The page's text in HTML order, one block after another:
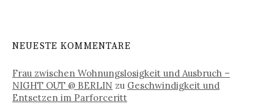
NEUESTE KOMMENTARE
Frau zwischen Wohnungslosigkeit und Ausbruch –
NIGHT OUT @ BERLIN zu Geschwindigkeit und
Entsetzen im Parforceritt